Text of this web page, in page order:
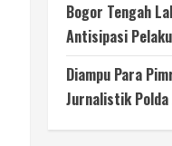
Bogor Tengah
Antisipasi
Diampu Para
Jurnalistik Polda